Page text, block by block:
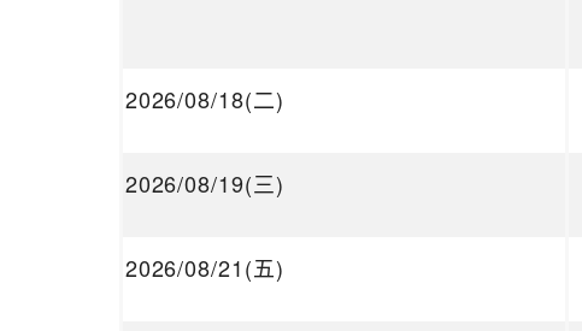
2026/08/18(二)
2026/08/19(三)
2026/08/21(五)